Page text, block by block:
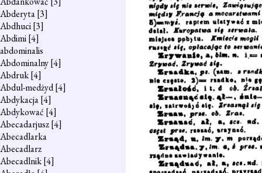
Abderyta[3]
Abdhuci[3]
Abdimi[4]
abdominalis
Abdominalny[4]
Abdruk[4]
Abdul-medżyd[4]
Abdykacja[4]
Abdykować [4]
Abecadarjusz[4]
Abecadlarka
Abecadlarz
Abecadlnik[4]